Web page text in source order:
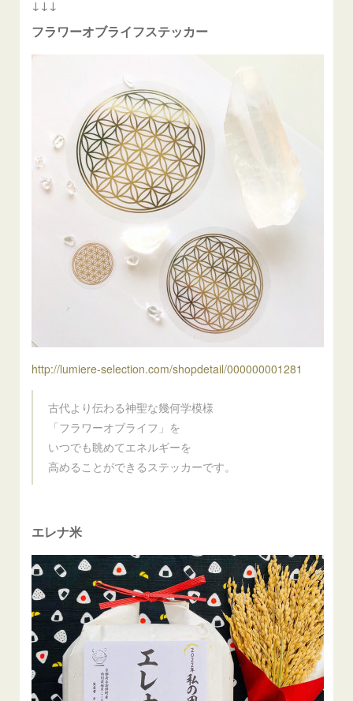
↓↓↓
フラワーオブライフステッカー
http://lumiere-selection.com/shopdetail/000000001281
古代より伝わる神聖な幾何学模様
「フラワーオブライフ」を
いつでも眺めてエネルギーを
高めることができるステッカーです。
エレナ米